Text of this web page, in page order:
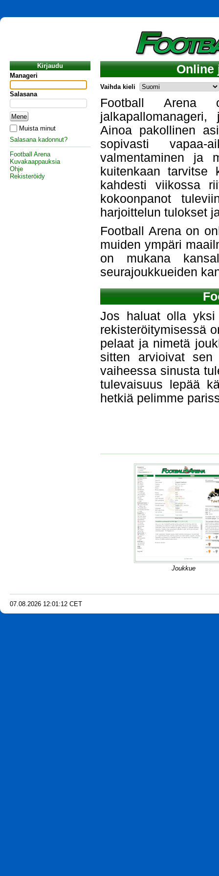
Kirjaudu
Manageri
Salasana
Muista minut
Salasana kadonnut?
Football Arena
Kuvakaappauksia
Ohje
Rekisteröidy
Online
Vaihda kieli
Football Arena
Ainoa pakollinen
sopivasti vapaa-
valmentaminen ja
kuitenkaan
kahdesti viikossa
kokoonpanot
harjoittelun tulokset
Football Arena on
muiden ympäri
on mukana
seurajoukkueiden
Jos haluat olla yksi
rekisteröitymisessä
pelaat ja nimetä
sitten arvioivat
vaiheessa sinusta
tulevaisuus lepää
hetkiä pelimme
Joukkue
07.08.2026 12:01:13 CET